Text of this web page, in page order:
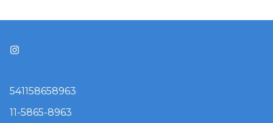
541158658963
11-5865-8963